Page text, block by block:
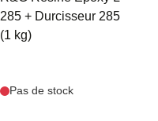
285 + Durcisseur 285
(1 kg)
Pas de stock